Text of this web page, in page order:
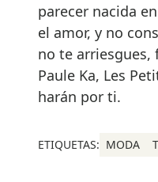
parecer nacida
el amor, y no
no te arriesgues,
Paule Ka, Les
harán por ti.
ETIQUETAS: MODA